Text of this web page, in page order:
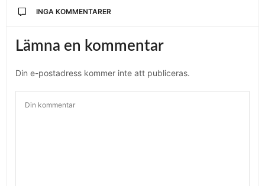
INGA KOMMENTARER
Lämna en kommentar
Din e-postadress kommer inte att publiceras.